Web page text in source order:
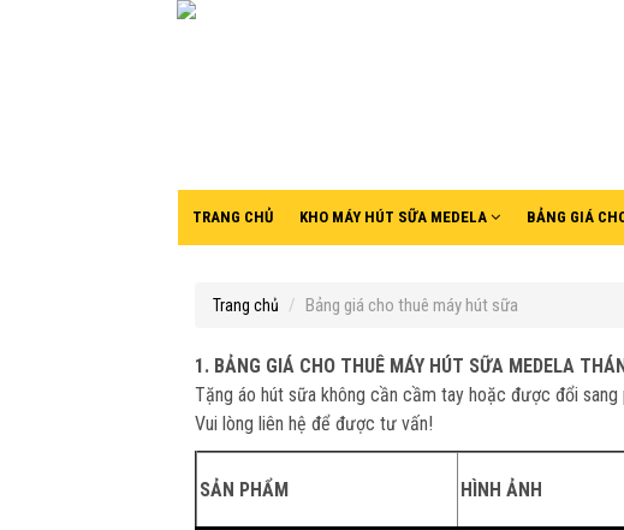
TRANG CHỦ KHO MÁY HÚT SỮA MEDELA BẢNG GIÁ
Trang chủ Bảng giá cho thuê máy hút sữa
1. BẢNG GIÁ CHO THUÊ MÁY HÚT SỮA MEDELA
Tặng áo hút sữa không cần cầm tay hoặc được đổi
Vui lòng liên hệ để được tư vấn!
SẢN PHẨM HÌNH ẢNH